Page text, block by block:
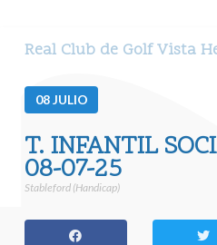
Real Club de Golf Vista
08JULIO
T. INFANTIL
08-07-25
Stableford (Handicap)